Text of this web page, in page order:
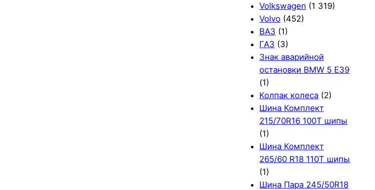
Volkswagen (1 319)
Volvo (452)
ВАЗ (1)
ГАЗ (3)
Знак аварийной
остановки BMW 5 E39
(1)
Колпак колеса (2)
Шина Комплект
215/70R16 100T шипы
(1)
Шина Комплект
265/60 R18 110T шипы
(1)
Шина Пара 245/50R18